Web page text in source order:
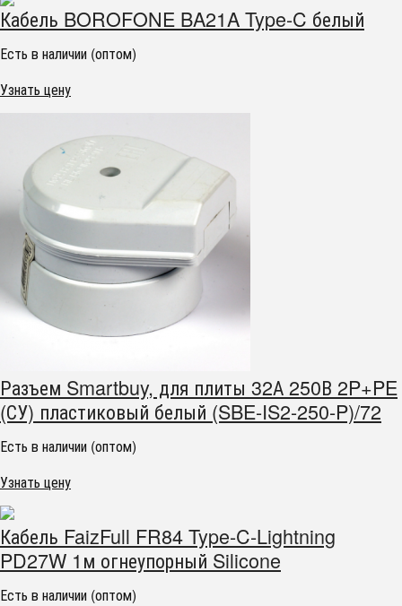
Кабель BOROFONE BA21A Type-C белый
Есть в наличии (оптом)
Узнать цену
Разъем Smartbuy, для плиты 32А 250В 2P+PE
(СУ) пластиковый белый (SBE-IS2-250-P)/72
Есть в наличии (оптом)
Узнать цену
Кабель FaizFull FR84 Type-C-Lightning
PD27W 1м огнеупорный Silicone
Есть в наличии (оптом)